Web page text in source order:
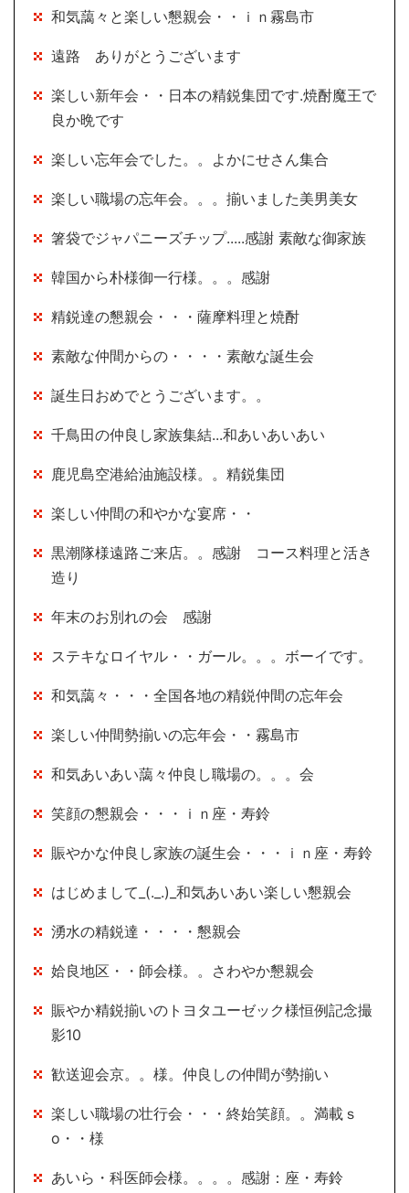
和気藹々と楽しい懇親会・・ｉｎ霧島市
遠路 ありがとうございます
楽しい新年会・・日本の精鋭集団です.焼酎魔王で
良か晩です
楽しい忘年会でした。。よかにせさん集合
楽しい職場の忘年会。。。揃いました美男美女
箸袋でジャパニーズチップ.....感謝 素敵な御家族
韓国から朴様御一行様。。。感謝
精鋭達の懇親会・・・薩摩料理と焼酎
素敵な仲間からの・・・・素敵な誕生会
誕生日おめでとうございます。。
千鳥田の仲良し家族集結...和あいあいあい
鹿児島空港給油施設様。。精鋭集団
楽しい仲間の和やかな宴席・・
黒潮隊様遠路ご来店。。感謝 コース料理と活き
造り
年末のお別れの会 感謝
ステキなロイヤル・・ガール。。。ボーイです。
和気藹々・・・全国各地の精鋭仲間の忘年会
楽しい仲間勢揃いの忘年会・・霧島市
和気あいあい藹々仲良し職場の。。。会
笑顔の懇親会・・・ｉｎ座・寿鈴
賑やかな仲良し家族の誕生会・・・ｉｎ座・寿鈴
はじめまして_(._.)_和気あいあい楽しい懇親会
湧水の精鋭達・・・・懇親会
姶良地区・・師会様。。さわやか懇親会
賑やか精鋭揃いのトヨタユーゼック様恒例記念撮
影10
歓送迎会京。。様。仲良しの仲間が勢揃い
楽しい職場の壮行会・・・終始笑顔。。満載ｓ
o・・様
あいら・科医師会様。。。。感謝：座・寿鈴